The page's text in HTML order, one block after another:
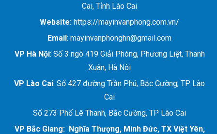
Cai, Tỉnh Lào Cai
Website: https://mayinvanphong.com.vn/
Email: mayinvanphonghn@gmail.com
VP Hà Nội: Số 3 ngõ 419 Giải Phóng, Phương Liệt, Thanh
Xuân, Hà Nôi
VP Lào Cai: Số 427 đường Trần Phú, Bắc Cường, TP Lào
Cai
Số 273 Phố Lê Thanh, Bắc Cường, TP Lào Cai
VP Bắc Giang: Nghĩa Thượng, Minh Đức, TX Việt Yên,